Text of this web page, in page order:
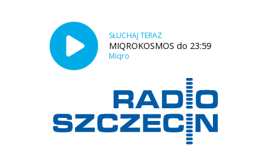
SŁUCHAJ TERAZ
MIQROKOSMOS do 23:59
Miqro